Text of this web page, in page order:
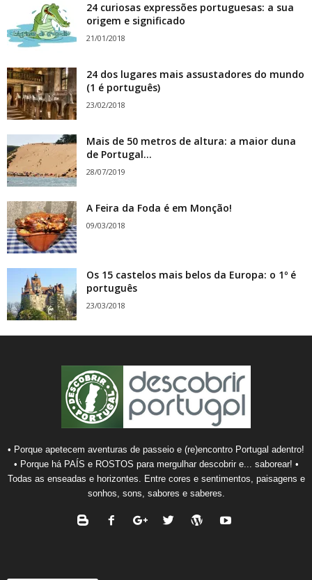
24 curiosas expressões portuguesas: a sua
origem e significado
21/01/2018
24 dos lugares mais assustadores do mundo
(1 é português)
23/02/2018
Mais de 50 metros de altura: a maior duna
de Portugal...
28/07/2019
A Feira da Foda é em Monção!
09/03/2018
Os 15 castelos mais belos da Europa: o 1º é
português
23/03/2018
• Porque apetecem aventuras de passeio e (re)encontro Portugal adentro!
• Porque há PAÍS e ROSTOS para mergulhar descobrir e... saborear! •
Todas as enseadas e horizontes. Entre cores e sentimentos, paisagens e
sonhos, sons, sabores e saberes.